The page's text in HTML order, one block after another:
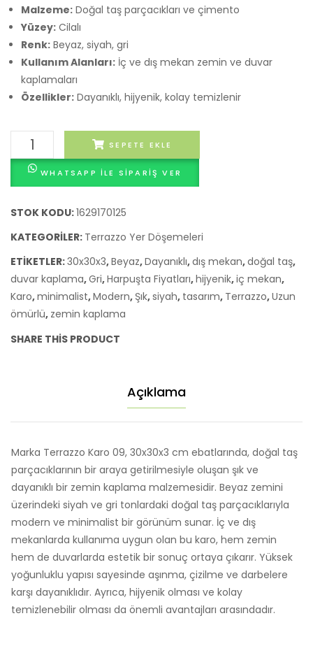
Malzeme: Doğal taş parçacıkları ve çimento
Yüzey: Cilalı
Renk: Beyaz, siyah, gri
Kullanım Alanları: İç ve dış mekan zemin ve duvar
kaplamaları
Özellikler: Dayanıklı, hijyenik, kolay temizlenir
Marka
Terrazzo
Karo
adet
SEPETE EKLE
WHATSAPP ILE SIPARIŞ VER
STOK KODU:1629170125
KATEGORILER: Terrazzo Yer Döşemeleri
ETIKETLER:30x30x3,Beyaz,Dayanıklı,dış mekan,doğal taş,
duvar kaplama,Gri,Harpuşta Fiyatları,hijyenik,iç mekan,
Karo,minimalist,Modern, Şık,siyah, tasarım, Terrazzo,Uzun
ömürlü, zemin kaplama
SHARE THIS PRODUCT
Açıklama
Marka Terrazzo Karo 09, 30x30x3 cm ebatlarında, doğal taş
parçacıklarının bir araya getirilmesiyle oluşan şık ve
dayanıklı bir zemin kaplama malzemesidir. Beyaz zemini
üzerindeki siyah ve gri tonlardaki doğal taş parçacıklarıyla
modern ve minimalist bir görünüm sunar. İç ve dış
mekanlarda kullanıma uygun olan bu karo, hem zemin
hem de duvarlarda estetik bir sonuç ortaya çıkarır. Yüksek
yoğunluklu yapısı sayesinde aşınma, çizilme ve darbelere
karşı dayanıklıdır. Ayrıca, hijyenik olması ve kolay
temizlenebilir olması da önemli avantajları arasındadır.